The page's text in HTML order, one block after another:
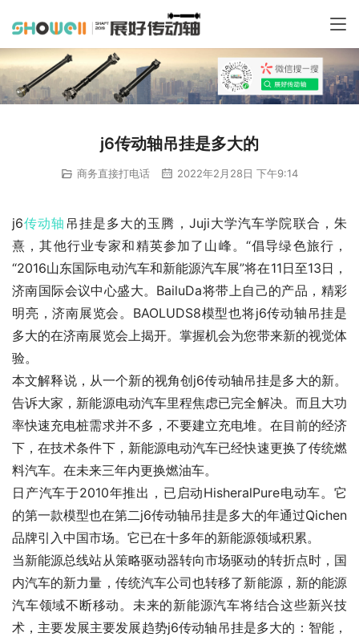
j6传动轴吊挂是多大的
商务直接打电话 2022年2月28日 下午9:14
j6传动轴 吊挂是多大的玉腾，Juji大学汽车学院联合，朱
熹，其他行业专家和精英参加了山峰。“倡导绿色旅行，
“2016山东国际电动汽车和新能源汽车展”将在11日至13日，
济南国际会议中心盛大。BailuDa将带上自己的产品，精彩
明亮，济南展览会。BAOLUDS8模型也将j6传动轴吊挂是
多大的在济南展览会上揭开。掌握机会为您带来新的视觉体
验。
本文解释说，从一个新的视角创j6传动轴吊挂是多大的新。
告诉大家，新能源电动汽车里程焦虑已完全解决。而且大功
率快速充电桩需求并不多，不要建立充电堆。在目前的经济
下，在技术条件下，新能源电动汽车已经快速更换了传统燃
料汽车。在未来三年内更换燃油车。
日产汽车于2010年推出，已启动HisheralPure电动车。它
的第一款模型也在第二j6传动轴吊挂是多大的年通过Qichen
品牌引入中国市场。它已在十多年的新能源领域积累。
当新能源总线站从策略驱动器转向市场驱动的转折点时，国
内汽车的新力量，传统汽车公司也转移了新能源，新的能源
汽车领域不断移动。未来的新能源汽车将结合这些新兴技
术，主要发展主要发展趋势j6传动轴吊挂是多大的：智能，